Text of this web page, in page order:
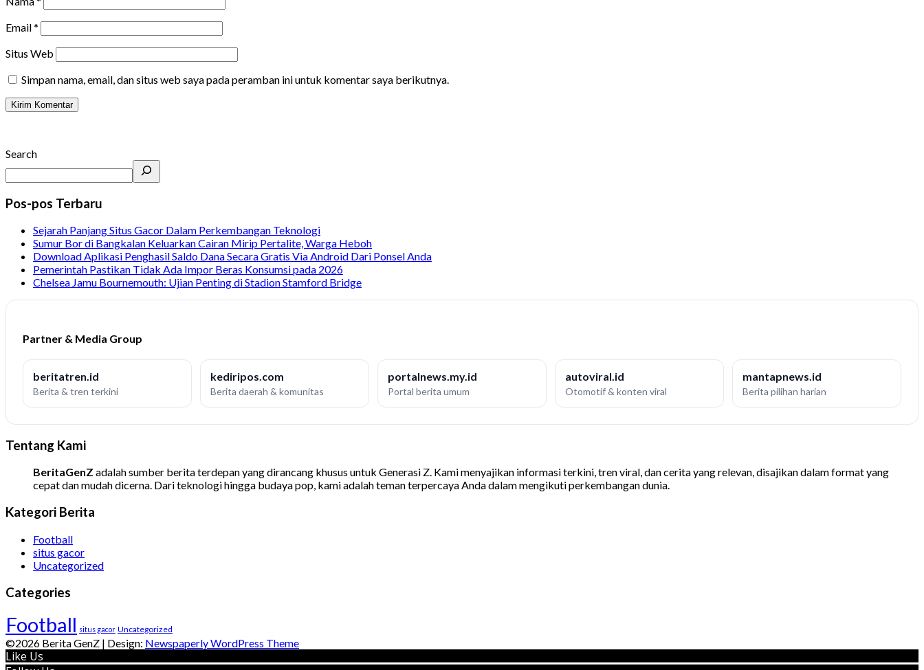
Email*
Situs Web
Simpan nama, email, dan situs web saya pada peramban ini untuk komentar saya berikutnya.
Search
Pos-pos Terbaru
Sejarah Panjang Situs Gacor Dalam Perkembangan Teknologi
Sumur Bor di Bangkalan Keluarkan Cairan Mirip Pertalite, Warga Heboh
Download Aplikasi Penghasil Saldo Dana Secara Gratis Via Android Dari Ponsel Anda
Pemerintah Pastikan Tidak Ada Impor Beras Konsumsi pada 2026
Chelsea Jamu Bournemouth: Ujian Penting di Stadion Stamford Bridge
Partner & Media Group
beritatren.id
Berita & tren terkini
kediripos.com
Berita daerah & komunitas
portalnews.my.id
Portal berita umum
autoviral.id
Otomotif & konten viral
mantapnews.id
Berita pilihan harian
Tentang Kami
BeritaGenZ adalah sumber berita terdepan yang dirancang khusus untuk Generasi Z. Kami menyajikan informasi terkini, tren viral, dan cerita yang relevan, disajikan dalam format yang
cepat dan mudah dicerna. Dari teknologi hingga budaya pop, kami adalah teman terpercaya Anda dalam mengikuti perkembangan dunia.
Kategori Berita
Football
situs gacor
Uncategorized
Categories
Football situs gacor Uncategorized
©2026 Berita GenZ | Design: Newspaperly WordPress Theme
Like Us